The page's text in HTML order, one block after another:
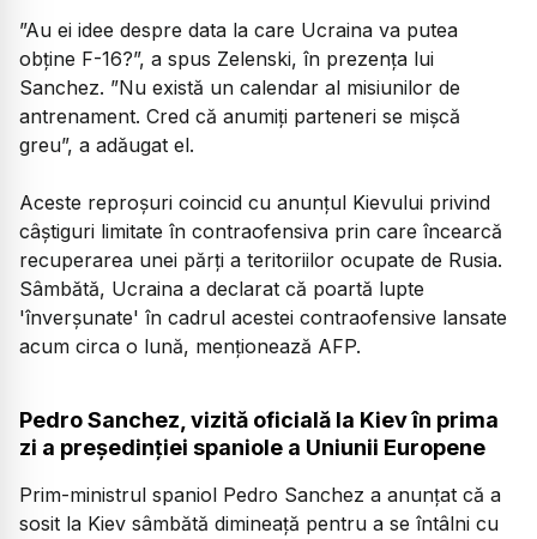
”Au ei idee despre data la care Ucraina va putea
obţine F-16?”, a spus Zelenski, în prezenţa lui
Sanchez. ”Nu există un calendar al misiunilor de
antrenament. Cred că anumiţi parteneri se mişcă
greu”, a adăugat el.
Aceste reproşuri coincid cu anunţul Kievului privind
câştiguri limitate în contraofensiva prin care încearcă
recuperarea unei părţi a teritoriilor ocupate de Rusia.
Sâmbătă, Ucraina a declarat că poartă lupte
'înverşunate' în cadrul acestei contraofensive lansate
acum circa o lună, menţionează AFP.
Pedro Sanchez, vizită oficială la Kiev în prima
zi a preşedinţiei spaniole a Uniunii Europene
Prim-ministrul spaniol Pedro Sanchez a anunţat că a
sosit la Kiev sâmbătă dimineaţă pentru a se întâlni cu